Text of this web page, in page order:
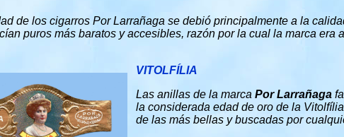
de los cigarros Por Larrañaga se debió principalmente a la
puros más baratos y accesibles, razón por la cual la marca era
VITOLFÍLIA
Las anillas de la marca Por Larrañaga
la considerada edad de oro de la
de las más bellas y buscadas por